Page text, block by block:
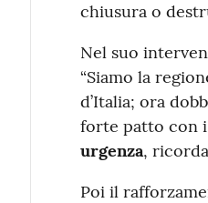
chiusura o
Nel suo
“Siamo la
d’Italia; ora
forte patto con
urgenza,
Poi il